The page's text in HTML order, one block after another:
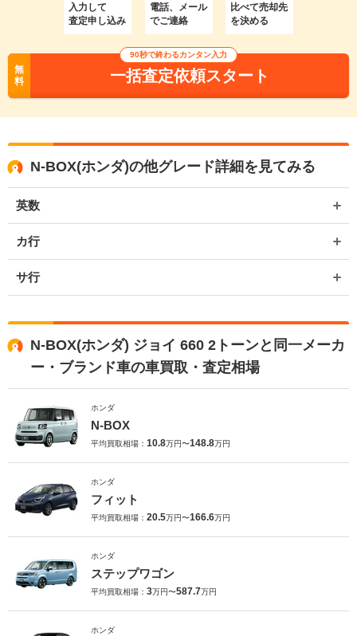
入力して
査定申し込み
電話、メール
でご連絡
比べて売却先
を決める
無
料
90秒で終わるカンタン入力
一括査定依頼スタート
N-BOX(ホンダ)の他グレード詳細を見てみる
英数
カ行
サ行
N-BOX(ホンダ) ジョイ 660 2トーンと同一メーカ
ー・ブランド車の車買取・査定相場
ホンダ
N-BOX
平均買取相場： 10.8万円〜148.8万円
ホンダ
フィット
平均買取相場： 20.5万円〜166.6万円
ホンダ
ステップワゴン
平均買取相場： 3万円〜587.7万円
ホンダ